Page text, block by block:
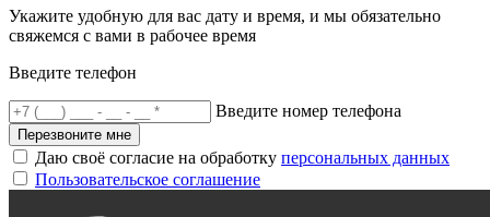
Укажите удобную для вас дату и время, и мы обязательно
свяжемся с вами в рабочее время
Введите телефон
Введите номер телефона
Перезвоните мне
Даю своё согласие на обработку персональных данных
Пользовательское соглашение